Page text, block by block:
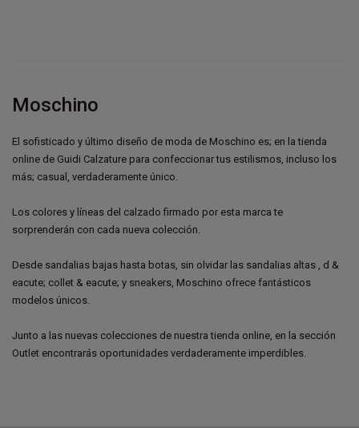
Moschino
El sofisticado y último diseño de moda de Moschino es; en la tienda
online de Guidi Calzature para confeccionar tus estilismos, incluso los
más; casual, verdaderamente único.
Los colores y líneas del calzado firmado por esta marca te
sorprenderán con cada nueva colección.
Desde sandalias bajas hasta botas, sin olvidar las sandalias altas , d &
eacute; collet & eacute; y sneakers, Moschino ofrece fantásticos
modelos únicos.
Junto a las nuevas colecciones de nuestra tienda online, en la sección
Outlet encontrarás oportunidades verdaderamente imperdibles.